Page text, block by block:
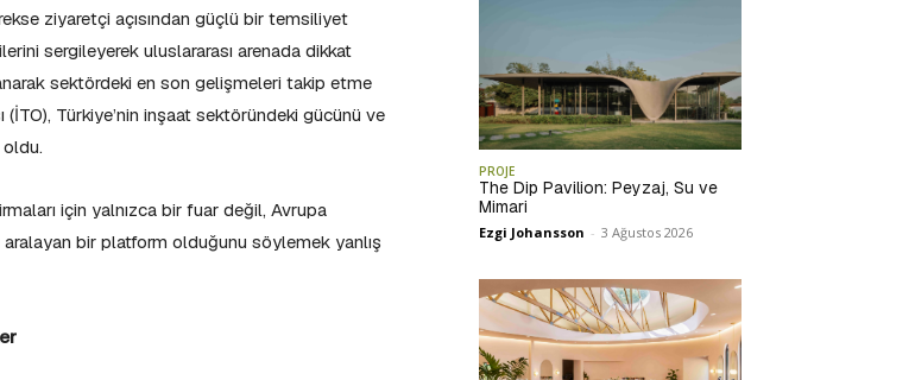
ziyaretçi açısından güçlü bir temsiliyet
sergileyerek uluslararası arenada dikkat
sektördeki en son gelişmeleri takip etme
(İTO), Türkiye’nin inşaat sektöründeki gücünü ve
için yalnızca bir fuar değil, Avrupa
aralayan bir platform olduğunu söylemek yanlış
PROJE
The Dip Pavilion: Peyzaj, Su ve
Mimari
Ezgi Johansson - 3 Ağustos 2026